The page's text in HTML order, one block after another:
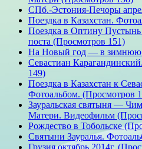
СПб.-Эстония-Печоры
Поездка в Казахстан.
Поездка в Оптину Пустынь
поста (Просмотров 151)
На Новый год — в зимнюю
Севастиан
149)
Поездка в Казахстан к
Фотоальбом. (Просмотров
Зауральская святыня —
Матери. Видеофильм
Рождество в Тобольске
Святыни Зауралья.
Грузия октябрь 2014г.